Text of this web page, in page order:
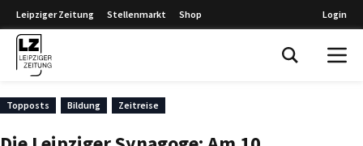
Leipziger Zeitung Stellenmarkt Shop Login
Topposts Bildung Zeitreise